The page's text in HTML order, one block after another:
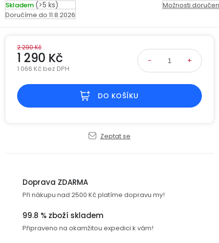
bateriemi
díly
a
příslušenství
Externí
SSD
USB-
A
C
USB-
Nabíjecí
USB-
Esenciální
oleje
služby
ANRAN
Skladem (>5 ks)
11.8.2026
Možnosti
2 290 Kč
1 290 Kč
1 066 Kč bez DPH
DO KOŠÍKU
Zeptat se
Doprava ZDARMA
Při nákupu nad 2500 Kč platíme dopravu my!
99.8 % zboží skladem
Připraveno na okamžitou expedici k vám!